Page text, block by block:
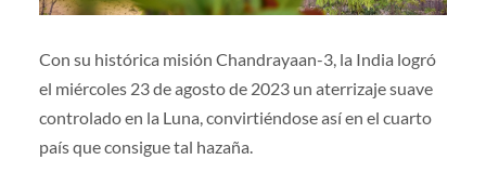
Con su histórica misión Chandrayaan-3, la India logró
el miércoles 23 de agosto de 2023 un aterrizaje suave
controlado en la Luna, convirtiéndose así en el cuarto
país que consigue tal hazaña.